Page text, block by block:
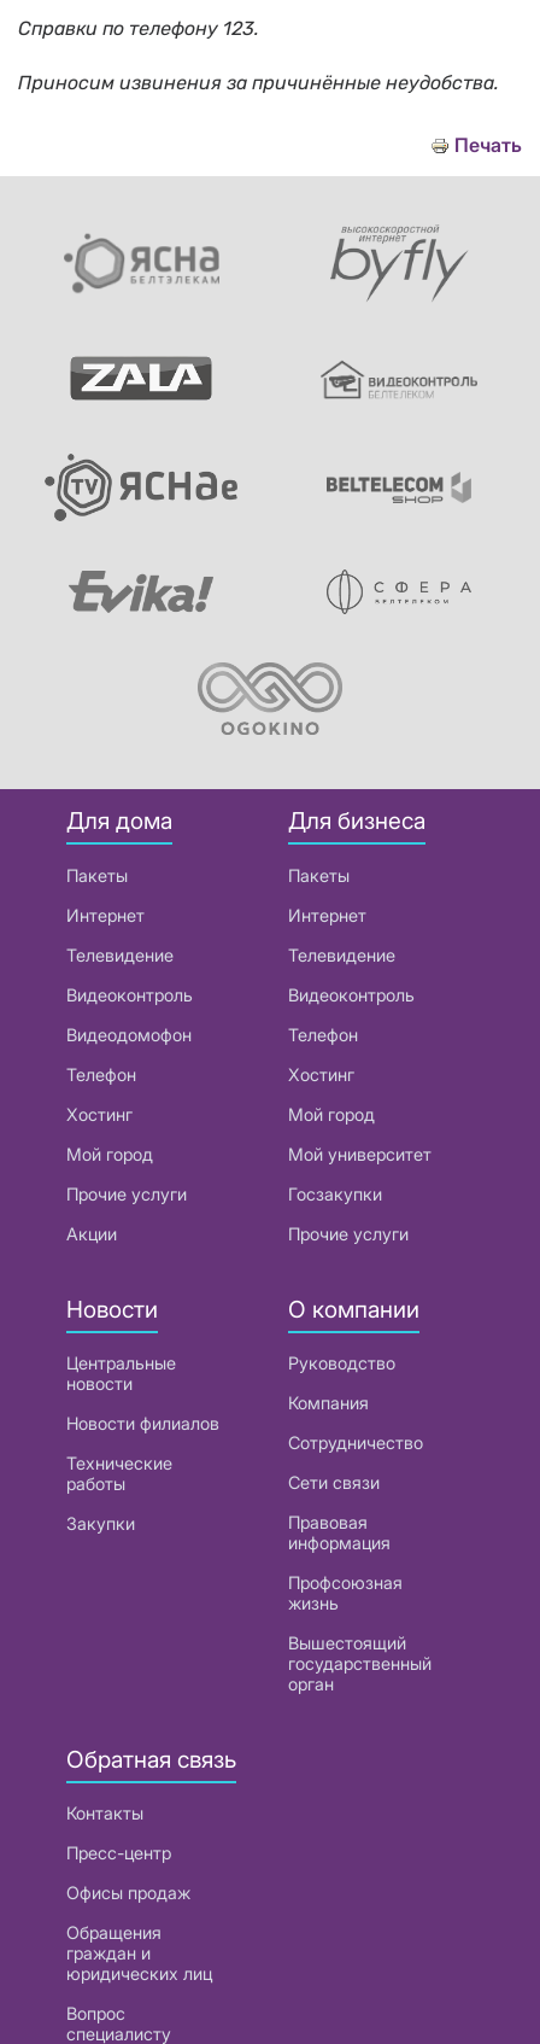
Справки по телефону 123.
Приносим извинения за причинённые неудобства.
Печать
Для дома
Пакеты
Интернет
Телевидение
Видеоконтроль
Видеодомофон
Телефон
Хостинг
Мой город
Прочие услуги
Акции
Для бизнеса
Пакеты
Интернет
Телевидение
Видеоконтроль
Телефон
Хостинг
Мой город
Мой университет
Госзакупки
Прочие услуги
Новости
Центральные
новости
Новости филиалов
Технические
работы
Закупки
О компании
Руководство
Компания
Сотрудничество
Сети связи
Правовая
информация
Профсоюзная
жизнь
Вышестоящий
государственный
орган
Обратная связь
Контакты
Пресс-центр
Офисы продаж
Обращения
граждан и
юридических лиц
Вопрос
специалисту